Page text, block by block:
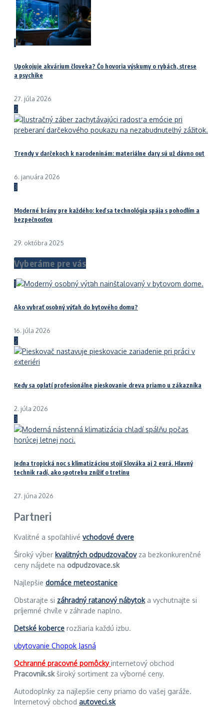
1
Upokojuje akvárium človeka? Čo hovoria výskumy o rybách, strese
a psychike
27. júla 2026
2
Trendy v darčekoch k narodeninám: materiálne dary sú už dávno out
6. januára 2026
3
Moderné brány pre každého: keď sa technológia spája s pohodlím a
bezpečnosťou
29. októbra 2025
Vyberáme pre vás
1
Ako vybrať osobný výťah do bytového domu?
16. júla 2026
2
Kedy sa oplatí profesionálne pieskovanie dreva priamo u zákazníka
2. júla 2026
3
Jedna tropická noc s klimatizáciou stojí Slováka aj 2 eurá. Hlavný
technik radí, ako spotrebu znížiť o tretinu
27. júna 2026
Partneri
Kvalitné a spoľahlivé vchodové dvere
Široký výber kvalitných odpudzovačovza bezkonkurenčné
ceny nájdete na odpudzovace.sk
Najlepšie domáce meteostanice
Obstarajte si záhradný ratanový nábytoka vychutnajte si
príjemné chvíle v záhrade naplno.
Detské koberce rozžiaria každú izbu.
ubytovanie Chopok Jasná
Ochranné pracovné pomôckyinternetový obchod
Pracovnik.skširoký sortiment za výborné ceny.
Autodoplnky za najlepšie ceny priamo do vašej garáže.
Internetový obchod autoveci.sk